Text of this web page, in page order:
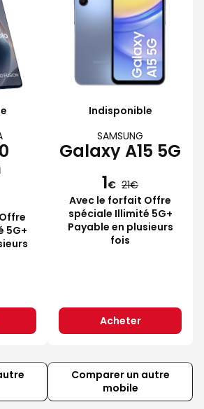
5G+
Indisponible
SAMSUNG
Galaxy A15 5G
1€ 21
Avec le forfait Offre
spéciale Illimité 5G+
Payable en plusieurs
fois
Acheter
Comparer un autre
mobile